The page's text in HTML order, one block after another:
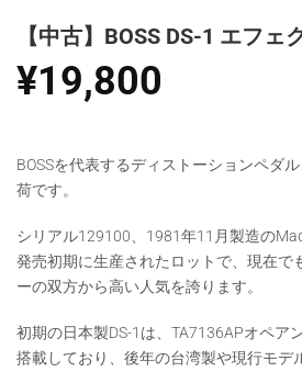
【中古】BOSS DS-1 エフェ
¥19,800
BOSSを代表するディストーションペダ
荷です。
シリアル129100、1981年11月製造の
発売初期に生産されたロットで、現在で
ーの双方から高い人気を誇ります。
初期の日本製DS-1は、TA7136APオペア
搭載しており、後年の台湾製や現行モデ